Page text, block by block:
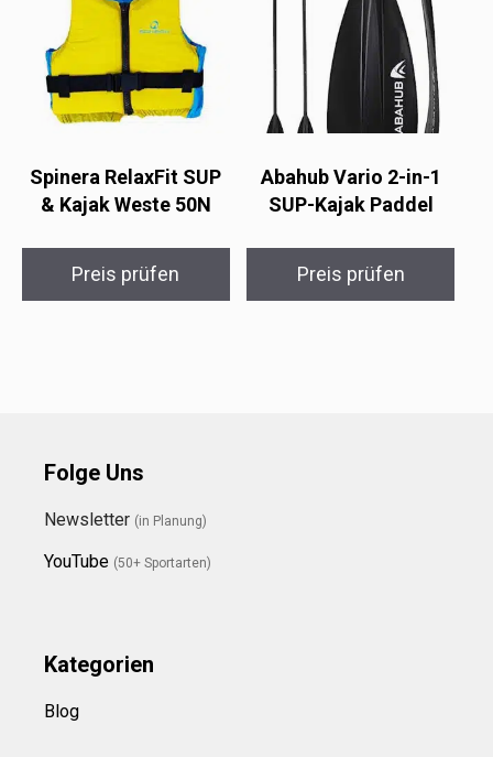
Spinera RelaxFit SUP
& Kajak Weste 50N
Preis prüfen
Abahub Vario 2-in-1
SUP-Kajak Paddel
Preis prüfen
Folge Uns
Newsletter (in Planung)
YouTube (50+ Sportarten)
Kategorien
Blog